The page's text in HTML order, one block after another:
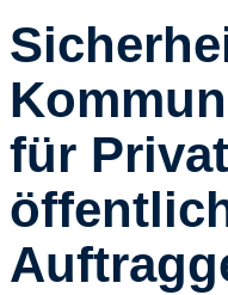
für